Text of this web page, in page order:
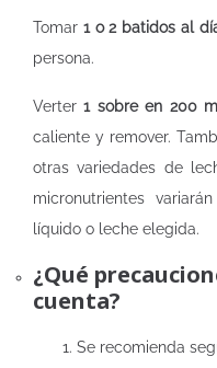
Tomar 1 o 2 batidos al
persona.
Verter1 sobre en 200
caliente y remover.
otras variedades de
micronutrientes
líquido o leche elegida.
¿Qué
cuenta?
Se recomienda